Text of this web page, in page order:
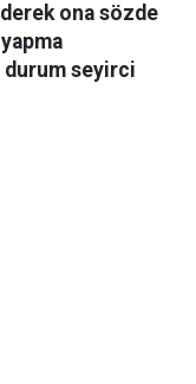
ona sözde
durum seyirci